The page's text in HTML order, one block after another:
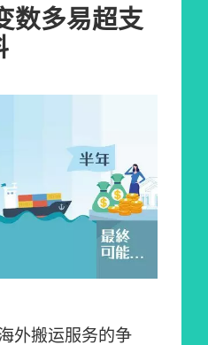
数多易超支
外搬运服务的争